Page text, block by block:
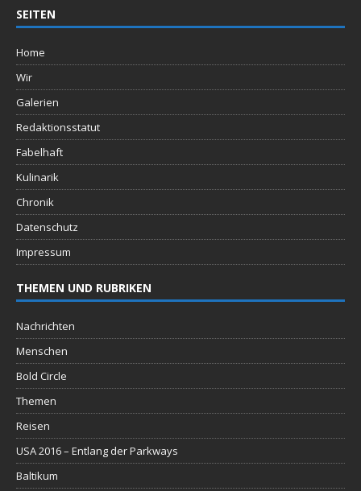
SEITEN
Home
Wir
Galerien
Redaktionsstatut
Fabelhaft
Kulinarik
Chronik
Datenschutz
Impressum
THEMEN UND RUBRIKEN
Nachrichten
Menschen
Bold Circle
Themen
Reisen
USA 2016 – Entlang der Parkways
Baltikum